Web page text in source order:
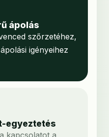
ápolás
szőrzetéhez,
igényeihez
egyeztetés
kapcsolatot a